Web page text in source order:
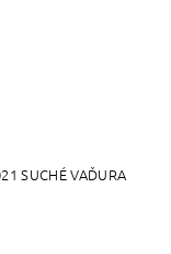
SUCHÉ VAĎURA